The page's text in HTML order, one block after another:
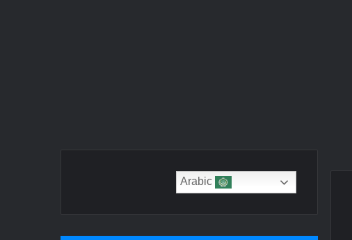
Arabic